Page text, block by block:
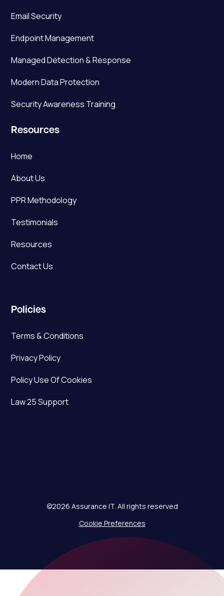
Email Security
Endpoint Management
Managed Detection & Response
Modern Data Protection
Security Awareness Training
Resources
Home
About Us
PPR Methodology
Testimonials
Resources
Contact Us
Policies
Terms & Conditions
Privacy Policy
Policy Use Of Cookies
Law 25 Support
©2026 Assurance IT. All rights reserved
Cookie Preferences